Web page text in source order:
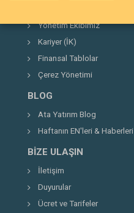
Yönetim Ekibimiz
Kariyer (İK)
Finansal Tablolar
Çerez Yönetimi
BLOG
Ata Yatırım Blog
Haftanın EN'leri & Haberleri
BIZE ULAŞIN
İletişim
Duyurular
Ücret ve Tarifeler